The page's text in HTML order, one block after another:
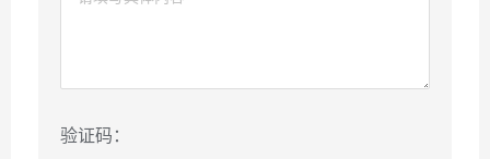
验证码：